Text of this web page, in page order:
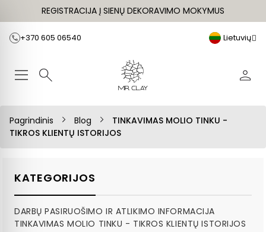
REGISTRACIJA Į SIENŲ DEKORAVIMO MOKYMUS
+370 605 06540 Lietuvių
Pagrindinis Blog
TINKAVIMAS MOLIO TINKU -
TIKROS KLIENTŲ ISTORIJOS
KATEGORIJOS
DARBŲ PASIRUOŠIMO IR ATLIKIMO INFORMACIJA
TINKAVIMAS MOLIO TINKU - TIKROS KLIENTŲ ISTORIJOS